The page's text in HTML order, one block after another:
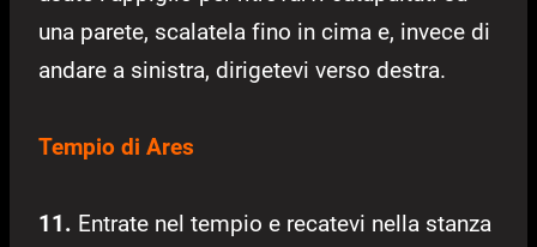
una parete, scalatela fino in cima e, invece di
andare a sinistra, dirigetevi verso destra.
Tempio di Ares
11. Entrate nel tempio e recatevi nella stanza